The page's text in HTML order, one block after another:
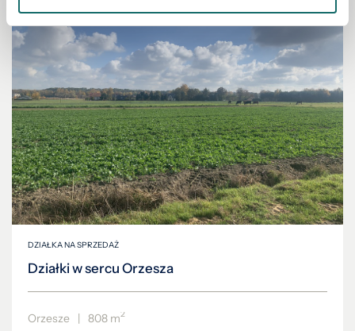
DZIAŁKA NA SPRZEDAŻ
Działki w sercu Orzesza
Orzesze | 808 m2